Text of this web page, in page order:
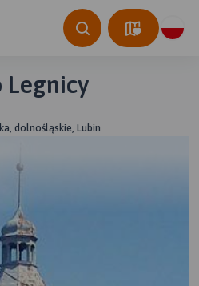
Legnicy
dolnośląskie, Lubin